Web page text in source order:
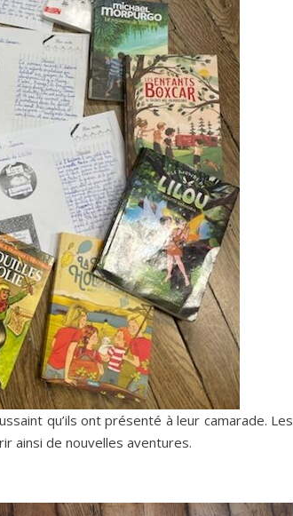
qu’ils ont présenté à leur camarade. Les
ainsi de nouvelles aventures.